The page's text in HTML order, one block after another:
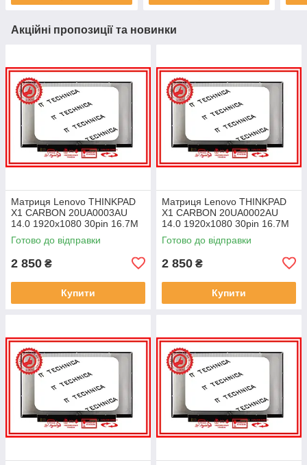
Акційні пропозиції та новинки
Матриця Lenovo THINKPAD
X1 CARBON 20UA0003AU
14.0 1920x1080 30pin 16.7M
45% NTSC 300 cd/m² для
ноутбука
Готово до відправки
2 850 ₴
Купити
Матриця Lenovo THINKPAD
X1 CARBON 20UA0002AU
14.0 1920x1080 30pin 16.7M
45% NTSC 300 cd/m² для
ноутбука
Готово до відправки
2 850 ₴
Купити